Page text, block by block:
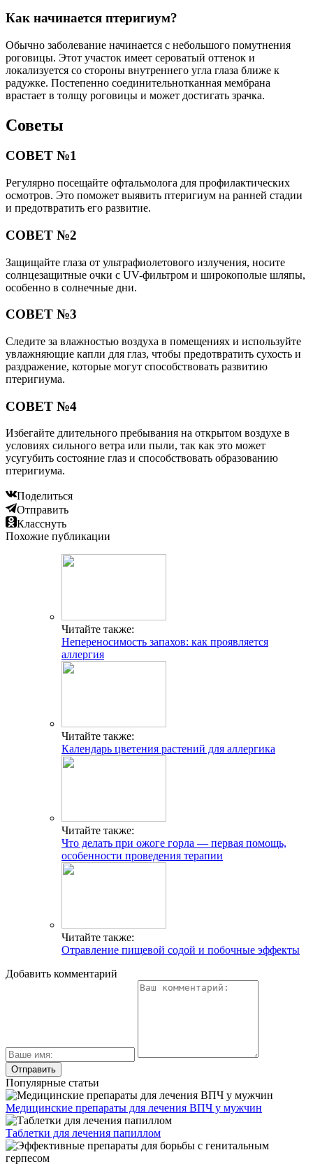
Как начинается птеригиум?
Обычно заболевание начинается с небольшого помутнения
роговицы. Этот участок имеет сероватый оттенок и
локализуется со стороны внутреннего угла глаза ближе к
радужке. Постепенно соединительнотканная мембрана
врастает в толщу роговицы и может достигать зрачка.
Советы
СОВЕТ №1
Регулярно посещайте офтальмолога для профилактических
осмотров. Это поможет выявить птеригиум на ранней стадии
и предотвратить его развитие.
СОВЕТ №2
Защищайте глаза от ультрафиолетового излучения, носите
солнцезащитные очки с UV-фильтром и широкополые шляпы,
особенно в солнечные дни.
СОВЕТ №3
Следите за влажностью воздуха в помещениях и используйте
увлажняющие капли для глаз, чтобы предотвратить сухость и
раздражение, которые могут способствовать развитию
птеригиума.
СОВЕТ №4
Избегайте длительного пребывания на открытом воздухе в
условиях сильного ветра или пыли, так как это может
усугубить состояние глаз и способствовать образованию
птеригиума.
Поделиться
Отправить
Класснуть
Похожие публикации
Читайте также:
Непереносимость запахов: как проявляется
аллергия
Читайте также:
Календарь цветения растений для аллергика
Читайте также:
Что делать при ожоге горла — первая помощь,
особенности проведения терапии
Читайте также:
Отравление пищевой содой и побочные эффекты
Добавить комментарий
Популярные статьи
Медицинские препараты для лечения ВПЧ у мужчин
Таблетки для лечения папиллом